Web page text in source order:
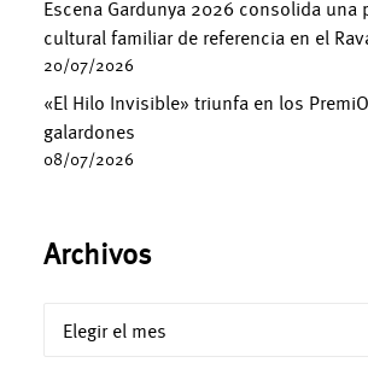
Escena Gardunya 2026 consolida una
cultural familiar de referencia en el
20/07/2026
«El Hilo Invisible» triunfa en los
galardones
08/07/2026
Archivos
Archivos